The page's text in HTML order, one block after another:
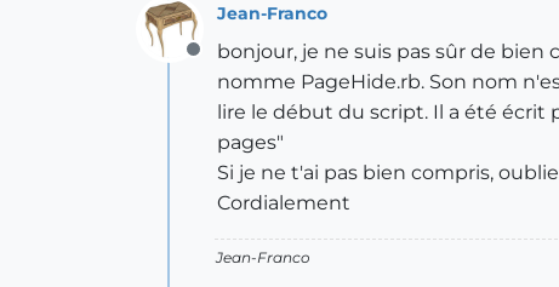
Offline
Jean-Franco
bonjour, je ne suis pas sûr de
nomme PageHide.rb. Son nom
lire le début du script. Il a été écrit
pages"
Si je ne t'ai pas bien compris,
Cordialement
Jean-Franco